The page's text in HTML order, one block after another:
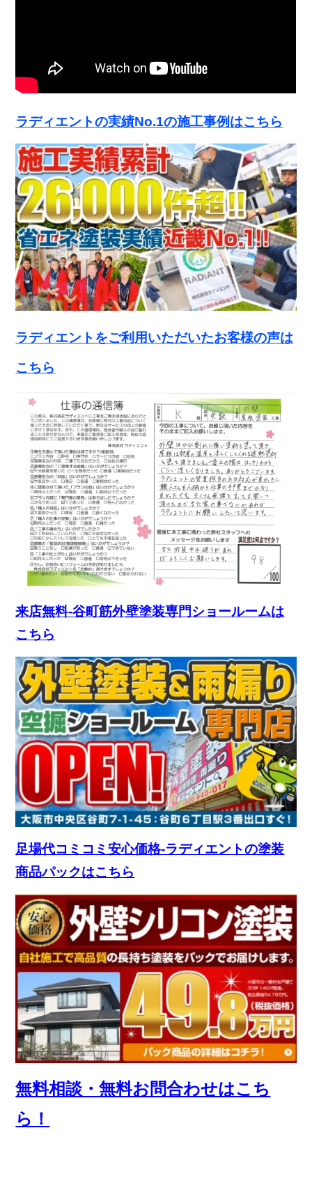
ラディエントの実績No.1の施工事例はこちら
ラディエントをご利用いただいたお客様の声は
こちら
来店無料-谷町筋外壁塗装専門ショールームは
こちら
足場代コミコミ安心価格-ラディエントの塗装
商品パックはこちら
無料相談・無料お問合わせはこち
ら！